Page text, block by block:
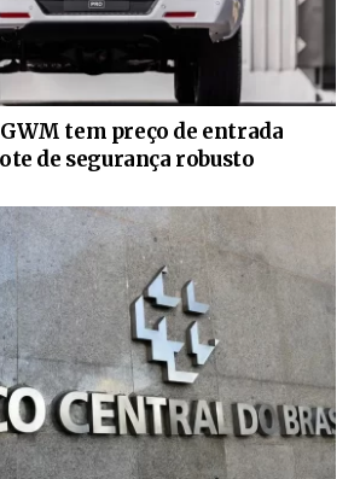
tem preço de entrada
de segurança robusto